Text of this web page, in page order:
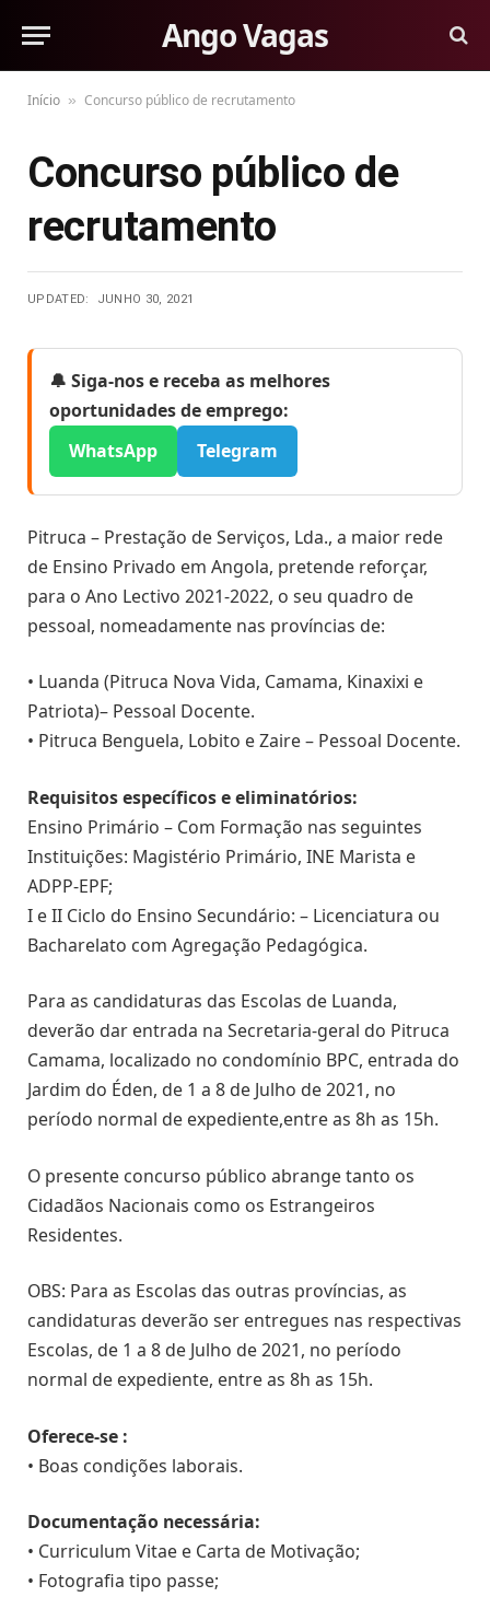
Ango Vagas
Início » Concurso público de recrutamento
Concurso público de
recrutamento
UPDATED: JUNHO 30, 2021
🔔 Siga-nos e receba as melhores
oportunidades de emprego:
WhatsApp
Telegram
Pitruca – Prestação de Serviços, Lda., a maior rede
de Ensino Privado em Angola, pretende reforçar,
para o Ano Lectivo 2021-2022, o seu quadro de
pessoal, nomeadamente nas províncias de:
• Luanda (Pitruca Nova Vida, Camama, Kinaxixi e
Patriota)– Pessoal Docente.
• Pitruca Benguela, Lobito e Zaire – Pessoal Docente.
Requisitos específicos e eliminatórios:
Ensino Primário – Com Formação nas seguintes
Instituições: Magistério Primário, INE Marista e
ADPP-EPF;
I e II Ciclo do Ensino Secundário: – Licenciatura ou
Bacharelato com Agregação Pedagógica.
Para as candidaturas das Escolas de Luanda,
deverão dar entrada na Secretaria-geral do Pitruca
Camama, localizado no condomínio BPC, entrada do
Jardim do Éden, de 1 a 8 de Julho de 2021, no
período normal de expediente,entre as 8h as 15h.
O presente concurso público abrange tanto os
Cidadãos Nacionais como os Estrangeiros
Residentes.
OBS: Para as Escolas das outras províncias, as
candidaturas deverão ser entregues nas respectivas
Escolas, de 1 a 8 de Julho de 2021, no período
normal de expediente, entre as 8h as 15h.
Oferece-se :
• Boas condições laborais.
Documentação necessária:
• Curriculum Vitae e Carta de Motivação;
• Fotografia tipo passe;